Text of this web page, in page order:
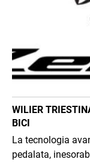
WILIER
BICI
La tecnologia
pedalata,